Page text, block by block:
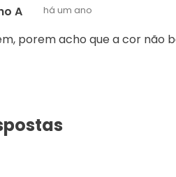
A há um ano
porem acho que a cor não